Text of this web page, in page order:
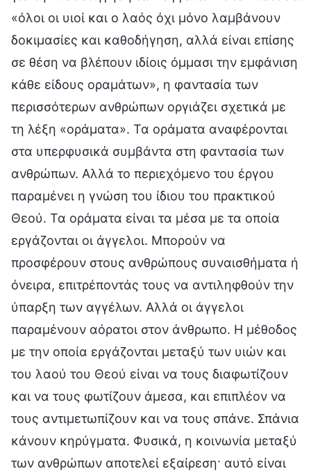
«όλοι οι υιοί και ο λαός όχι μόνο λαμβάνουν
δοκιμασίες και καθοδήγηση, αλλά είναι επίσης
σε θέση να βλέπουν ιδίοις όμμασι την εμφάνιση
κάθε είδους οραμάτων», η φαντασία των
περισσότερων ανθρώπων οργιάζει σχετικά με
τη λέξη «οράματα». Τα οράματα αναφέρονται
στα υπερφυσικά συμβάντα στη φαντασία των
ανθρώπων. Αλλά το περιεχόμενο του έργου
παραμένει η γνώση του ίδιου του πρακτικού
Θεού. Τα οράματα είναι τα μέσα με τα οποία
εργάζονται οι άγγελοι. Μπορούν να
προσφέρουν στους ανθρώπους συναισθήματα ή
όνειρα, επιτρέποντάς τους να αντιληφθούν την
ύπαρξη των αγγέλων. Αλλά οι άγγελοι
παραμένουν αόρατοι στον άνθρωπο. Η μέθοδος
με την οποία εργάζονται μεταξύ των υιών και
του λαού του Θεού είναι να τους διαφωτίζουν
και να τους φωτίζουν άμεσα, και επιπλέον να
τους αντιμετωπίζουν και να τους σπάνε. Σπάνια
κάνουν κηρύγματα. Φυσικά, η κοινωνία μεταξύ
των ανθρώπων αποτελεί εξαίρεση· αυτό είναι